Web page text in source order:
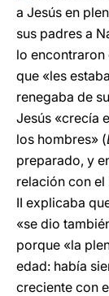
a Jesús en
sus padres a
lo encontraron
que «les
renegaba de
Jesús «crecía
los hombres» (
preparado, y
relación con el
II explicaba
«se dio
porque «la
edad: había
creciente con